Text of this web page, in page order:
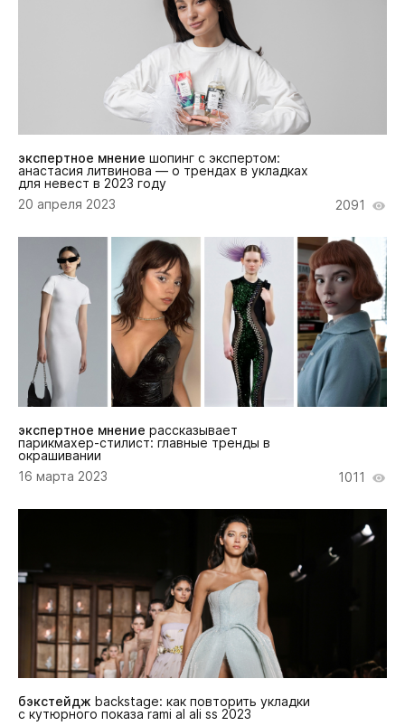
экспертное мнение шопинг с экспертом:
анастасия литвинова — о трендах в укладках
для невест в 2023 году
20 апреля 2023
2091
экспертное мнение рассказывает
парикмахер-стилист: главные тренды в
окрашивании
16 марта 2023
1011
бэкстейдж backstage: как повторить укладки
с кутюрного показа rami al ali ss 2023